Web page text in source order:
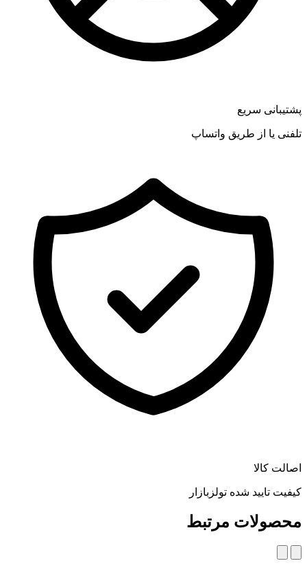
پشتیبانی سریع
تلفنی یا از طریق واتساپ
اصالت کالا
کیفیت تایید شده تولزبازار
محصولات مرتبط